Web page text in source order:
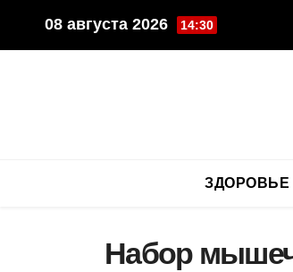
08 августа 2026 14:30
ЗДОРОВЬЕ
Набор